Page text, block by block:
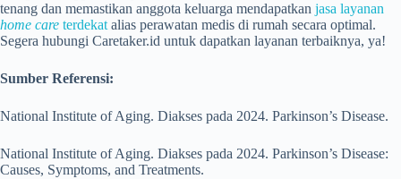
tenang dan memastikan anggota keluarga mendapatkan jasa layanan
home care terdekat alias perawatan medis di rumah secara optimal.
Segera hubungi Caretaker.id untuk dapatkan layanan terbaiknya, ya!
Sumber Referensi:
National Institute of Aging. Diakses pada 2024. Parkinson’s Disease.
National Institute of Aging. Diakses pada 2024. Parkinson’s Disease:
Causes, Symptoms, and Treatments.